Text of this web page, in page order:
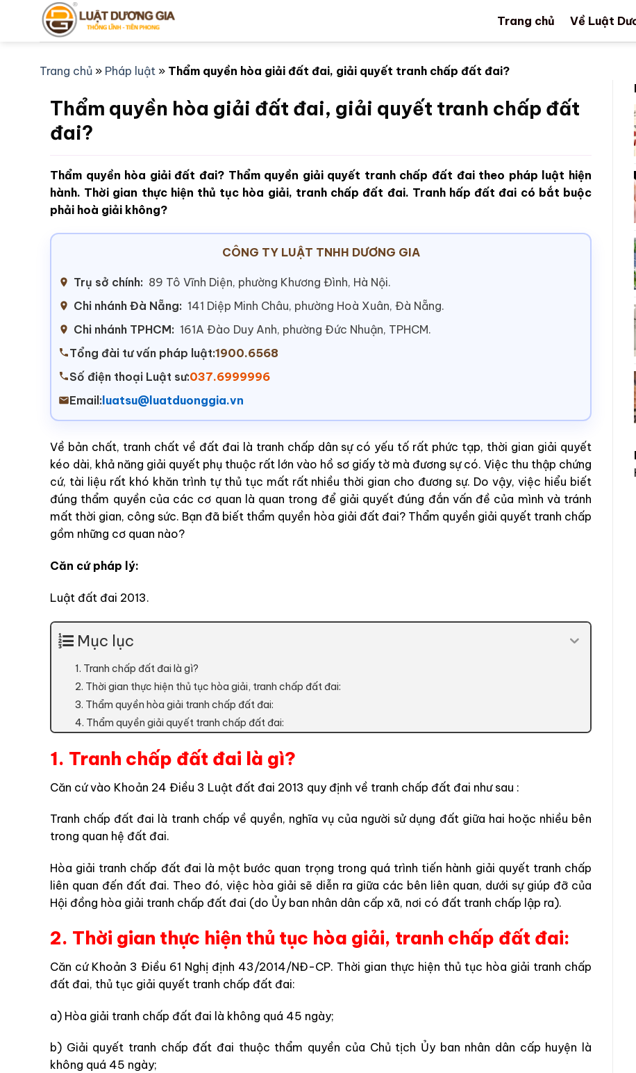
Trang chủ Về Luật
Trang chủ » Pháp luật » Thẩm quyền hòa giải đất đai, giải quyết tranh chấp đất đai?
Thẩm quyền hòa giải đất đai, giải quyết tranh chấp đất
đai?
Thẩm quyền hòa giải đất đai? Thẩm quyền giải quyết tranh chấp đất đai theo pháp luật hiện
hành. Thời gian thực hiện thủ tục hòa giải, tranh chấp đất đai. Tranh hấp đất đai có bắt buộc
phải hoà giải không?
CÔNG TY LUẬT TNHH DƯƠNG GIA
Trụ sở chính: 89 Tô Vĩnh Diện, phường Khương Đình, Hà Nội.
Chi nhánh Đà Nẵng: 141 Diệp Minh Châu, phường Hoà Xuân, Đà Nẵng.
Chi nhánh TPHCM: 161A Đào Duy Anh, phường Đức Nhuận, TPHCM.
Tổng đài tư vấn pháp luật:1900.6568
Số điện thoại Luật sư:037.6999996
Email: luatsu@luatduonggia.vn
Về bản chất, tranh chất về đất đai là tranh chấp dân sự có yếu tố rất phức tạp, thời gian giải quyết
kéo dài, khả năng giải quyết phụ thuộc rất lớn vào hồ sơ giấy tờ mà đương sự có. Việc thu thập chứng
cứ, tài liệu rất khó khăn trình tự thủ tục mất rất nhiều thời gian cho đương sự. Do vậy, việc hiểu biết
đúng thẩm quyền của các cơ quan là quan trong để giải quyết đúng đắn vấn đề của mình và tránh
mất thời gian, công sức. Bạn đã biết thẩm quyền hòa giải đất đai? Thẩm quyền giải quyết tranh chấp
gồm những cơ quan nào?
Căn cứ pháp lý:
Luật đất đai 2013.
Mục lục
1. Tranh chấp đất đai là gì?
2. Thời gian thực hiện thủ tục hòa giải, tranh chấp đất đai:
3. Thẩm quyền hòa giải tranh chấp đất đai:
4. Thẩm quyền giải quyết tranh chấp đất đai:
1. Tranh chấp đất đai là gì?
Căn cứ vào Khoản 24 Điều 3 Luật đất đai 2013 quy định về tranh chấp đất đai như sau :
Tranh chấp đất đai là tranh chấp về quyền, nghĩa vụ của người sử dụng đất giữa hai hoặc nhiều bên
trong quan hệ đất đai.
Hòa giải tranh chấp đất đai là một bước quan trọng trong quá trình tiến hành giải quyết tranh chấp
liên quan đến đất đai. Theo đó, việc hòa giải sẽ diễn ra giữa các bên liên quan, dưới sự giúp đỡ của
Hội đồng hòa giải tranh chấp đất đai (do Ủy ban nhân dân cấp xã, nơi có đất tranh chấp lập ra).
2. Thời gian thực hiện thủ tục hòa giải, tranh chấp đất đai:
Căn cứ Khoản 3 Điều 61 Nghị định 43/2014/NĐ-CP. Thời gian thực hiện thủ tục hòa giải tranh chấp
đất đai, thủ tục giải quyết tranh chấp đất đai:
a) Hòa giải tranh chấp đất đai là không quá 45 ngày;
b) Giải quyết tranh chấp đất đai thuộc thẩm quyền của Chủ tịch Ủy ban nhân dân cấp huyện là
không quá 45 ngày;